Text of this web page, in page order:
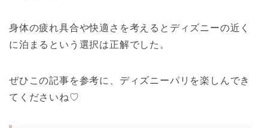
身体の疲れ具合や快適さを考えるとディズニーの近く
に泊まるという選択は正解でした。
ぜひこの記事を参考に、ディズニーパリを楽しんでき
てくださいね♡